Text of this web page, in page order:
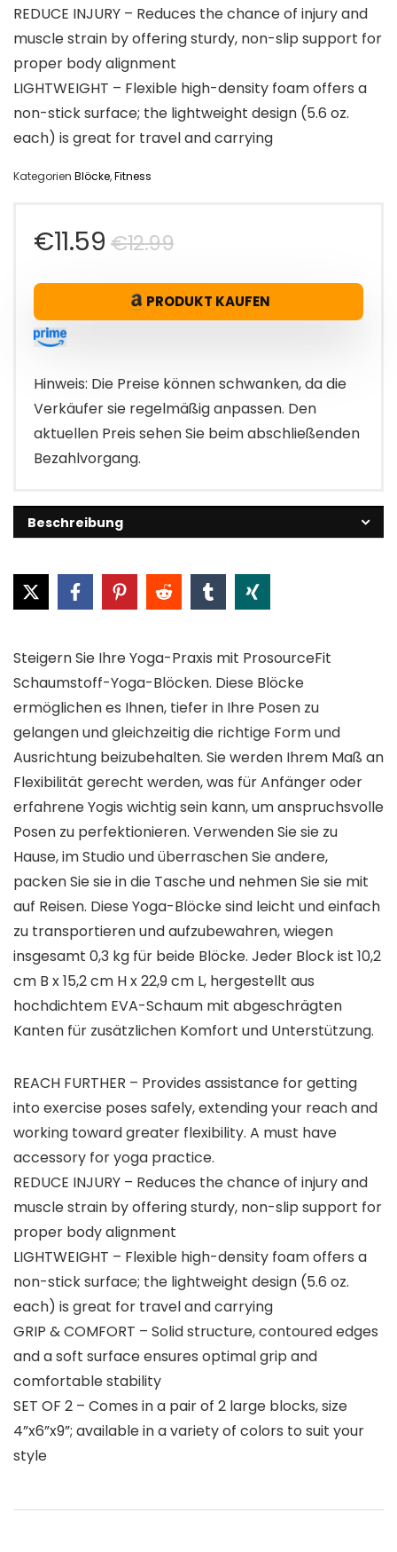
REDUCE INJURY – Reduces the chance of injury and
muscle strain by offering sturdy, non-slip support for
proper body alignment
LIGHTWEIGHT – Flexible high-density foam offers a
non-stick surface; the lightweight design (5.6 oz.
each) is great for travel and carrying
Kategorien Blöcke,Fitness
€12.99Ursprünglicher
Preis
war:
€11.59
Aktueller
Preis
ist:
PRODUKT KAUFEN
Hinweis: Die Preise können schwanken, da die
Verkäufer sie regelmäßig anpassen. Den
aktuellen Preis sehen Sie beim abschließenden
Bezahlvorgang.
Beschreibung
Steigern Sie Ihre Yoga-Praxis mit ProsourceFit
Schaumstoff-Yoga-Blöcken. Diese Blöcke
ermöglichen es Ihnen, tiefer in Ihre Posen zu
gelangen und gleichzeitig die richtige Form und
Ausrichtung beizubehalten. Sie werden Ihrem Maß an
Flexibilität gerecht werden, was für Anfänger oder
erfahrene Yogis wichtig sein kann, um anspruchsvolle
Posen zu perfektionieren. Verwenden Sie sie zu
Hause, im Studio und überraschen Sie andere,
packen Sie sie in die Tasche und nehmen Sie sie mit
auf Reisen. Diese Yoga-Blöcke sind leicht und einfach
zu transportieren und aufzubewahren, wiegen
insgesamt 0,3 kg für beide Blöcke. Jeder Block ist 10,2
cm B x 15,2 cm H x 22,9 cm L, hergestellt aus
hochdichtem EVA-Schaum mit abgeschrägten
Kanten für zusätzlichen Komfort und Unterstützung.
REACH FURTHER – Provides assistance for getting
into exercise poses safely, extending your reach and
working toward greater flexibility. A must have
accessory for yoga practice.
REDUCE INJURY – Reduces the chance of injury and
muscle strain by offering sturdy, non-slip support for
proper body alignment
LIGHTWEIGHT – Flexible high-density foam offers a
non-stick surface; the lightweight design (5.6 oz.
each) is great for travel and carrying
GRIP & COMFORT – Solid structure, contoured edges
and a soft surface ensures optimal grip and
comfortable stability
SET OF 2 – Comes in a pair of 2 large blocks, size
4”x6”x9”; available in a variety of colors to suit your
style